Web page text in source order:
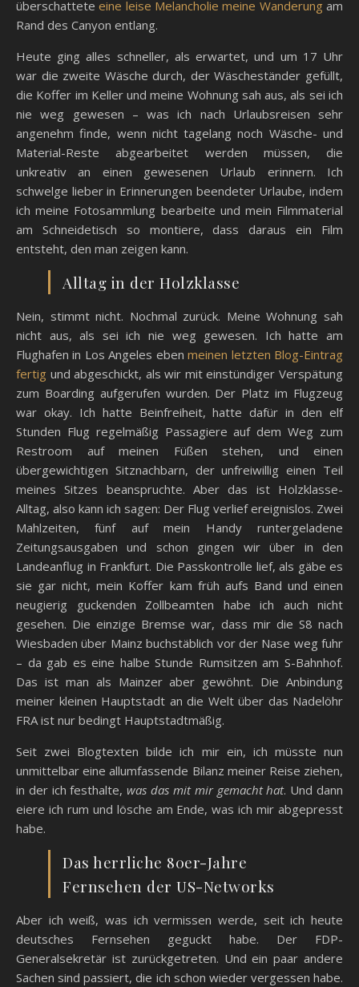
überschatteteeine leise Melancholie meine Wanderungam
Rand des Canyon entlang.
Heute ging alles schneller, als erwartet, und um 17 Uhr
war die zweite Wäsche durch, der Wäscheständer gefüllt,
die Koffer im Keller und meine Wohnung sah aus, als sei ich
nie weg gewesen – was ich nach Urlaubsreisen sehr
angenehm finde, wenn nicht tagelang noch Wäsche- und
Material-Reste abgearbeitet werden müssen, die
unkreativ an einen gewesenen Urlaub erinnern. Ich
schwelge lieber in Erinnerungen beendeter Urlaube, indem
ich meine Fotosammlung bearbeite und mein Filmmaterial
am Schneidetisch so montiere, dass daraus ein Film
entsteht, den man zeigen kann.
Alltag in der Holzklasse
Nein, stimmt nicht. Nochmal zurück. Meine Wohnung sah
nicht aus, als sei ich nie weg gewesen. Ich hatte am
Flughafen in Los Angeles ebenmeinen letzten Blog-Eintrag
fertig und abgeschickt, als wir mit einstündiger Verspätung
zum Boarding aufgerufen wurden. Der Platz im Flugzeug
war okay. Ich hatte Beinfreiheit, hatte dafür in den elf
Stunden Flug regelmäßig Passagiere auf dem Weg zum
Restroom auf meinen Füßen stehen, und einen
übergewichtigen Sitznachbarn, der unfreiwillig einen Teil
meines Sitzes beanspruchte. Aber das ist Holzklasse-
Alltag, also kann ich sagen: Der Flug verlief ereignislos. Zwei
Mahlzeiten, fünf auf mein Handy runtergeladene
Zeitungsausgaben und schon gingen wir über in den
Landeanflug in Frankfurt. Die Passkontrolle lief, als gäbe es
sie gar nicht, mein Koffer kam früh aufs Band und einen
neugierig guckenden Zollbeamten habe ich auch nicht
gesehen. Die einzige Bremse war, dass mir die S8 nach
Wiesbaden über Mainz buchstäblich vor der Nase weg fuhr
– da gab es eine halbe Stunde Rumsitzen am S-Bahnhof.
Das ist man als Mainzer aber gewöhnt. Die Anbindung
meiner kleinen Hauptstadt an die Welt über das Nadelöhr
FRA ist nur bedingt Hauptstadtmäßig.
Seit zwei Blogtexten bilde ich mir ein, ich müsste nun
unmittelbar eine allumfassende Bilanz meiner Reise ziehen,
in der ich festhalte, was das mit mir gemacht hat. Und dann
eiere ich rum und lösche am Ende, was ich mir abgepresst
habe.
Das herrliche 80er-Jahre
Fernsehen der US-Networks
Aber ich weiß, was ich vermissen werde, seit ich heute
deutsches Fernsehen geguckt habe. Der FDP-
Generalsekretär ist zurückgetreten. Und ein paar andere
Sachen sind passiert, die ich schon wieder vergessen habe.